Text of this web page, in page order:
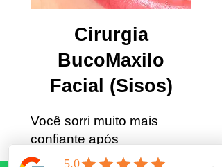
Cirurgia
BucoMaxilo
Facial (Sisos)
Você sorri muito mais
confiante após
procedimentos cirúrgicos